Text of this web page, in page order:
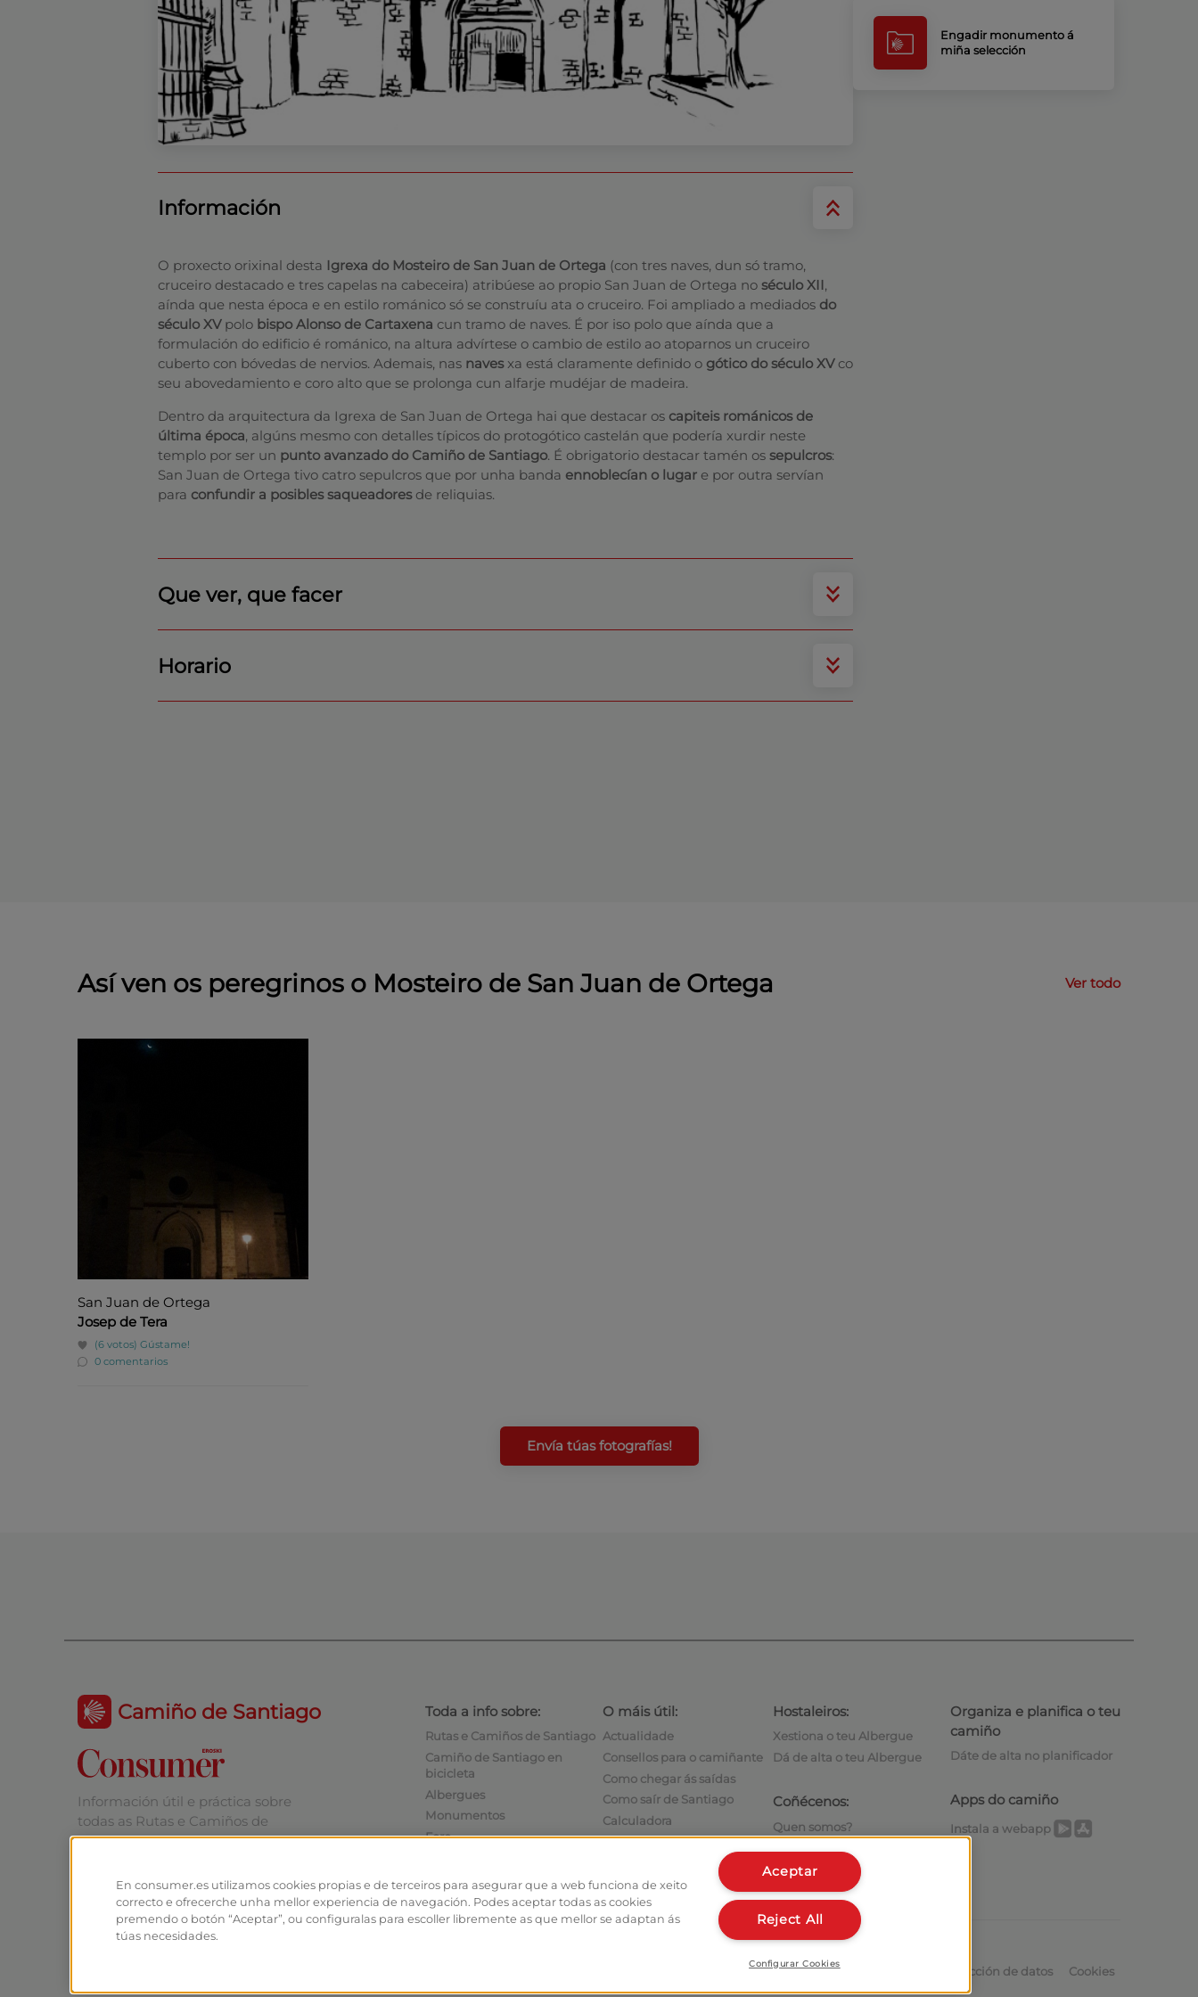
Información
O proxecto orixinal desta Igrexa do Mosteiro de San Juan de Ortega (con tres naves, dun só tramo,
cruceiro destacado e tres capelas na cabeceira) atribúese ao propio San Juan de Ortega no século XII,
aínda que nesta época e en estilo románico só se construíu ata o cruceiro. Foi ampliado a mediados do
século XV polo bispo Alonso de Cartaxena cun tramo de naves. É por iso polo que aínda que a
formulación do edificio é románico, na altura advírtese o cambio de estilo ao atoparnos un cruceiro
cuberto con bóvedas de nervios. Ademais, nas navesxa está claramente definido o gótico do século XV co
seu abovedamiento e coro alto que se prolonga cun alfarje mudéjar de madeira.
Dentro da arquitectura da Igrexa de San Juan de Ortega hai que destacar os capiteis románicos de
última época, algúns mesmo con detalles típicos do protogótico castelán que podería xurdir neste
templo por ser un punto avanzado do Camiño de Santiago. É obrigatorio destacar tamén os sepulcros:
San Juan de Ortega tivo catro sepulcros que por unha banda ennoblecían o lugar e por outra servían
para confundir a posibles saqueadoresde reliquias.
Que ver, que facer
Horario
Engadir monumento á
miña selección
Así ven os peregrinos o Mosteiro de San Juan de Ortega Ver todo
San Juan de Ortega
Josep de Tera
(6 votos) Gústame!
0 comentarios
Envía túas fotografías!
Camiño de Santiago
Información útil e práctica sobre
todas as Rutas e Camiños de
Santiago.
Toda a info sobre:
Rutas e Camiños de Santiago
Camiño de Santiago en
bicicleta
Albergues
Monumentos
Foro
O máis útil:
Actualidade
Consellos para o camiñante
Como chegar ás saídas
Como saír de Santiago
Calculadora
Historia
Hostaleiros:
Xestiona o teu Albergue
Dá de alta o teu Albergue
Coñécenos:
Quen somos?
Organiza e planifica o teu
camiño
Dáte de alta no planificador
Apps do camiño
Instala a webapp
Aviso legal Política de protección de datos Cookies
En consumer.es utilizamos cookies propias e de terceiros para asegurar que a web funciona de xeito
correcto e ofrecerche unha mellor experiencia de navegación. Podes aceptar todas as cookies
premendo o botón “Aceptar”, ou configuralas para escoller libremente as que mellor se adaptan ás
túas necesidades.
Aceptar
Reject All
Configurar Cookies